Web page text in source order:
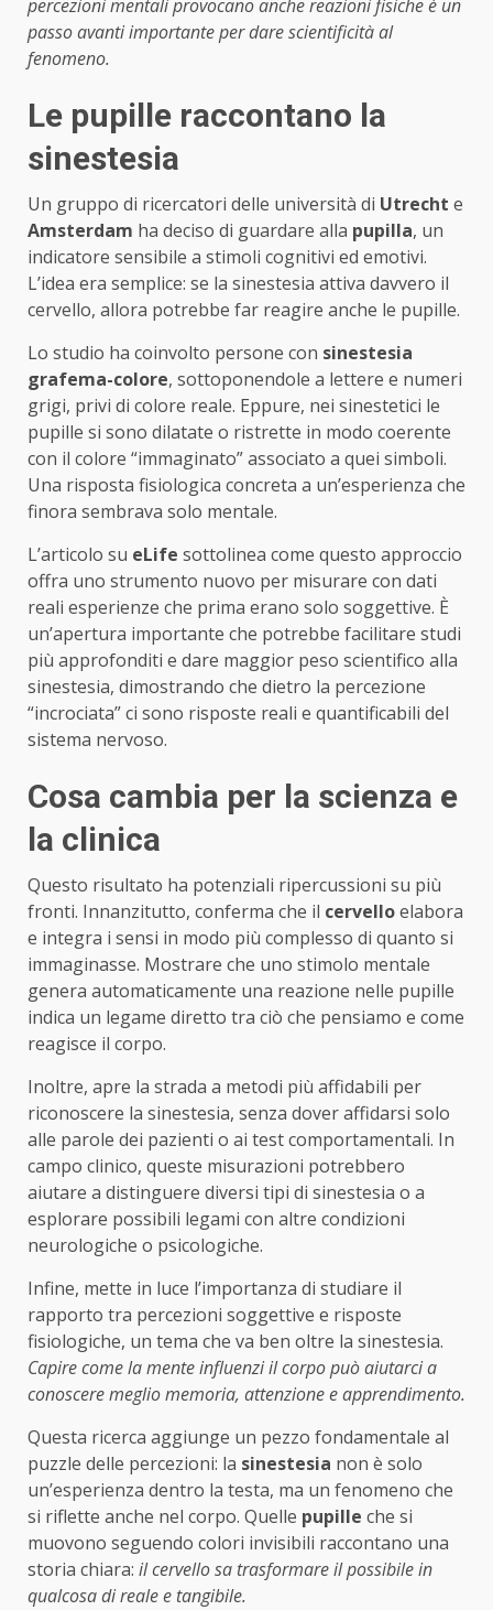
percezioni mentali provocano anche reazioni fisiche è un
passo avanti importante per dare scientificità al
fenomeno.
Le pupille raccontano la
sinestesia
Un gruppo di ricercatori delle università di Utrecht e
Amsterdam ha deciso di guardare alla pupilla, un
indicatore sensibile a stimoli cognitivi ed emotivi.
L’idea era semplice: se la sinestesia attiva davvero il
cervello, allora potrebbe far reagire anche le pupille.
Lo studio ha coinvolto persone con sinestesia
grafema-colore, sottoponendole a lettere e numeri
grigi, privi di colore reale. Eppure, nei sinestetici le
pupille si sono dilatate o ristrette in modo coerente
con il colore “immaginato” associato a quei simboli.
Una risposta fisiologica concreta a un’esperienza che
finora sembrava solo mentale.
L’articolo su eLife sottolinea come questo approccio
offra uno strumento nuovo per misurare con dati
reali esperienze che prima erano solo soggettive. È
un’apertura importante che potrebbe facilitare studi
più approfonditi e dare maggior peso scientifico alla
sinestesia, dimostrando che dietro la percezione
“incrociata” ci sono risposte reali e quantificabili del
sistema nervoso.
Cosa cambia per la scienza e
la clinica
Questo risultato ha potenziali ripercussioni su più
fronti. Innanzitutto, conferma che il cervelloelabora
e integra i sensi in modo più complesso di quanto si
immaginasse. Mostrare che uno stimolo mentale
genera automaticamente una reazione nelle pupille
indica un legame diretto tra ciò che pensiamo e come
reagisce il corpo.
Inoltre, apre la strada a metodi più affidabili per
riconoscere la sinestesia, senza dover affidarsi solo
alle parole dei pazienti o ai test comportamentali. In
campo clinico, queste misurazioni potrebbero
aiutare a distinguere diversi tipi di sinestesia o a
esplorare possibili legami con altre condizioni
neurologiche o psicologiche.
Infine, mette in luce l’importanza di studiare il
rapporto tra percezioni soggettive e risposte
fisiologiche, un tema che va ben oltre la sinestesia.
Capire come la mente influenzi il corpo può aiutarci a
conoscere meglio memoria, attenzione e apprendimento.
Questa ricerca aggiunge un pezzo fondamentale al
puzzle delle percezioni: la sinestesia non è solo
un’esperienza dentro la testa, ma un fenomeno che
si riflette anche nel corpo. Quelle pupille che si
muovono seguendo colori invisibili raccontano una
storia chiara: il cervello sa trasformare il possibile in
qualcosa di reale e tangibile.